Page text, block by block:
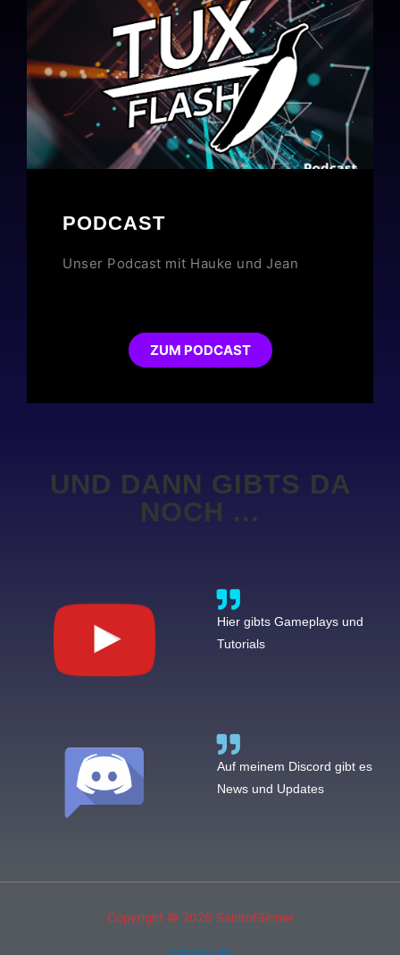
PODCAST
Unser Podcast mit Hauke und Jean
ZUM PODCAST
UND DANN GIBTS DA
NOCH ...
Hier gibts Gameplays und
Tutorials
Auf meinem Discord gibt es
News und Updates
Copyright © 2026 SaintofSinner